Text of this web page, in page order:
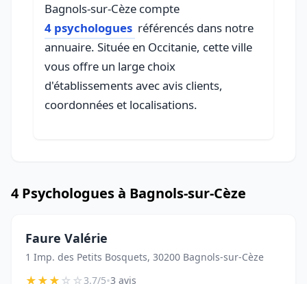
Bagnols-sur-Cèze compte
4 psychologues référencés dans notre
annuaire. Située en Occitanie, cette ville
vous offre un large choix
d'établissements avec avis clients,
coordonnées et localisations.
4 Psychologues à Bagnols-sur-Cèze
Faure Valérie
1 Imp. des Petits Bosquets, 30200 Bagnols-sur-Cèze
★★★☆☆3.7/5•3 avis